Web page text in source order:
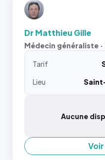
Dr Matthieu Gille
Médecin généraliste ·
Tarif
Lieu
Aucune